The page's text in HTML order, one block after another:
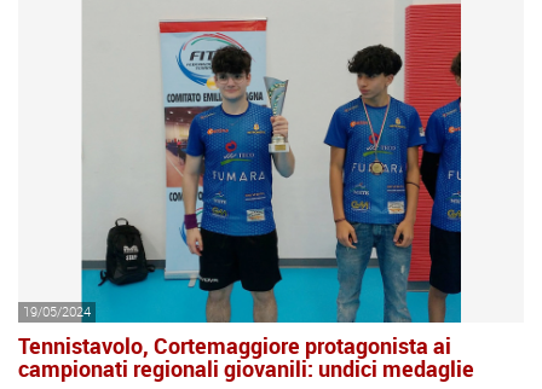
19/05/2024
Tennistavolo, Cortemaggiore protagonista ai
campionati regionali giovanili: undici medaglie